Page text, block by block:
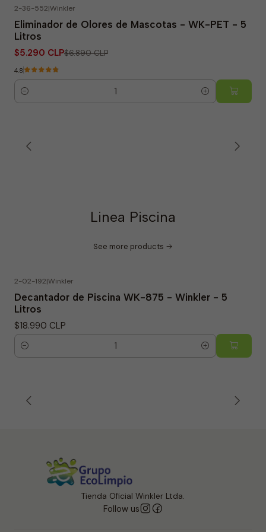
2-36-552|Winkler
Eliminador de Olores de Mascotas - WK-PET - 5
Litros
$5.290 CLP$6.890 CLP
4.8
Quantity
Linea Piscina
See more products
2-02-192|Winkler
Decantador de Piscina WK-875 - Winkler - 5
Litros
$18.990 CLP
Quantity
Tienda Oficial Winkler Ltda.
Follow us